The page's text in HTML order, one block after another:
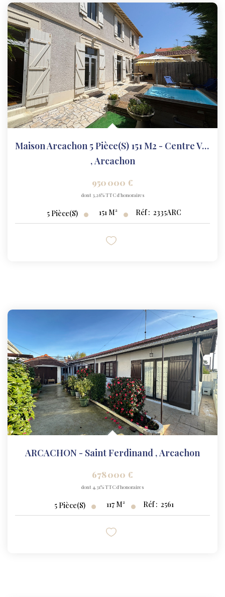
Maison Arcachon 5 Pièce(s) 151 M2 - Centre Ville
,Arcachon
950 000 €
dont 3,26% TTC d'honoraires
5 Pièce(s) 151 M² Réf : 2335ARC
ARCACHON - Saint Ferdinand ,Arcachon
678 000 €
dont 4,31% TTC d'honoraires
5 Pièce(s) 117 M² Réf : 2561